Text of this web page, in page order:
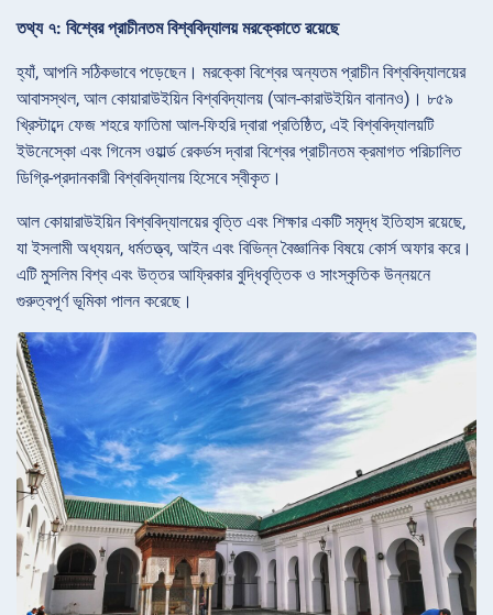
তথ্য ৭: বিশ্বের প্রাচীনতম বিশ্ববিদ্যালয় মরক্কোতে রয়েছে
হ্যাঁ, আপনি সঠিকভাবে পড়েছেন। মরক্কো বিশ্বের অন্যতম প্রাচীন বিশ্ববিদ্যালয়ের
আবাসস্থল, আল কোয়ারাউইয়িন বিশ্ববিদ্যালয় (আল-কারাউইয়িন বানানও)। ৮৫৯
খ্রিস্টাব্দে ফেজ শহরে ফাতিমা আল-ফিহরি দ্বারা প্রতিষ্ঠিত, এই বিশ্ববিদ্যালয়টি
ইউনেস্কো এবং গিনেস ওয়ার্ল্ড রেকর্ডস দ্বারা বিশ্বের প্রাচীনতম ক্রমাগত পরিচালিত
ডিগ্রি-প্রদানকারী বিশ্ববিদ্যালয় হিসেবে স্বীকৃত।
আল কোয়ারাউইয়িন বিশ্ববিদ্যালয়ের বৃত্তি এবং শিক্ষার একটি সমৃদ্ধ ইতিহাস রয়েছে,
যা ইসলামী অধ্যয়ন, ধর্মতত্ত্ব, আইন এবং বিভিন্ন বৈজ্ঞানিক বিষয়ে কোর্স অফার করে।
এটি মুসলিম বিশ্ব এবং উত্তর আফ্রিকার বুদ্ধিবৃত্তিক ও সাংস্কৃতিক উন্নয়নে
গুরুত্বপূর্ণ ভূমিকা পালন করেছে।